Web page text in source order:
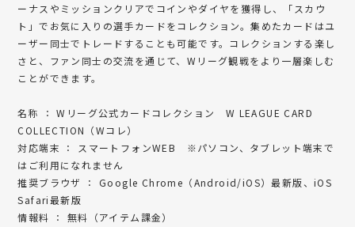
ーナスやミッションクリアでコインやダイヤを獲得し、「スカウ
ト」でお気に入りの選手カードをコレクション。集めたカードはユ
ーザー同士でトレードすることも可能です。コレクションする楽し
さと、ファン同士の交流を通じて、Wリーグ観戦をより一層楽しむ
ことができます。
名称 ： Wリーグ公式カードコレクション W LEAGUE CARD
COLLECTION（Wコレ）
対応端末 ： スマートフォンWEB ※パソコン、タブレット端末で
はご利用になれません
推奨ブラウザ ： Google Chrome（Android/iOS）最新版、iOS
Safari最新版
情報料 ： 無料（アイテム課金）